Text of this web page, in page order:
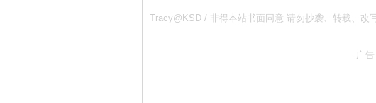
Tracy@KSD / 非得本站书面同意 请勿抄袭、转载、改
广告